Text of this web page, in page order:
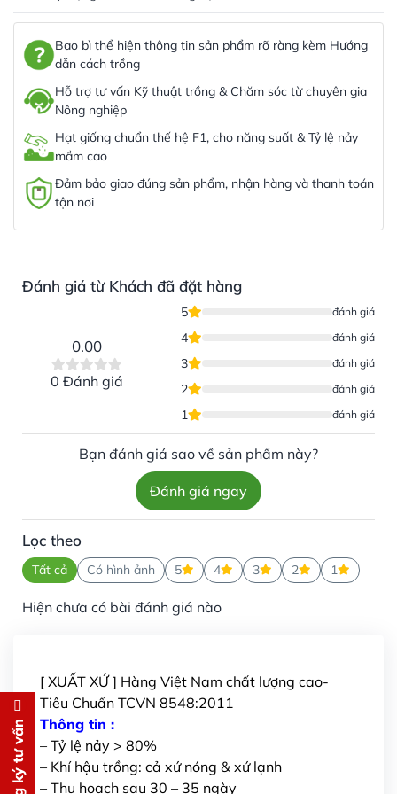
Bao bì thể hiện thông tin sản phẩm rõ ràng kèm Hướng
dẫn cách trồng
Hỗ trợ tư vấn Kỹ thuật trồng & Chăm sóc từ chuyên gia
Nông nghiệp
Hạt giống chuẩn thế hệ F1, cho năng suất & Tỷ lệ nảy
mầm cao
Đảm bảo giao đúng sản phẩm, nhận hàng và thanh toán
tận nơi
Đánh giá từ Khách đã đặt hàng
0.00
0 Đánh giá
5 đánh giá
4 đánh giá
3 đánh giá
2 đánh giá
1 đánh giá
Bạn đánh giá sao về sản phẩm này?
Đánh giá ngay
Lọc theo
Tất cả Có hình ảnh 5 4 3 2 1
Hiện chưa có bài đánh giá nào
[ XUẤT XỨ ] Hàng Việt Nam chất lượng cao-
Tiêu Chuẩn TCVN 8548:2011
Thông tin :
– Tỷ lệ nảy > 80%
– Khí hậu trồng: cả xứ nóng & xứ lạnh
– Thu hoạch sau 30 – 35 ngày
Đăng ký tư vấn Đăng ký tư vấn
Chúng tôi sẽ gọi lại tư vấn MIỄN
PHÍ